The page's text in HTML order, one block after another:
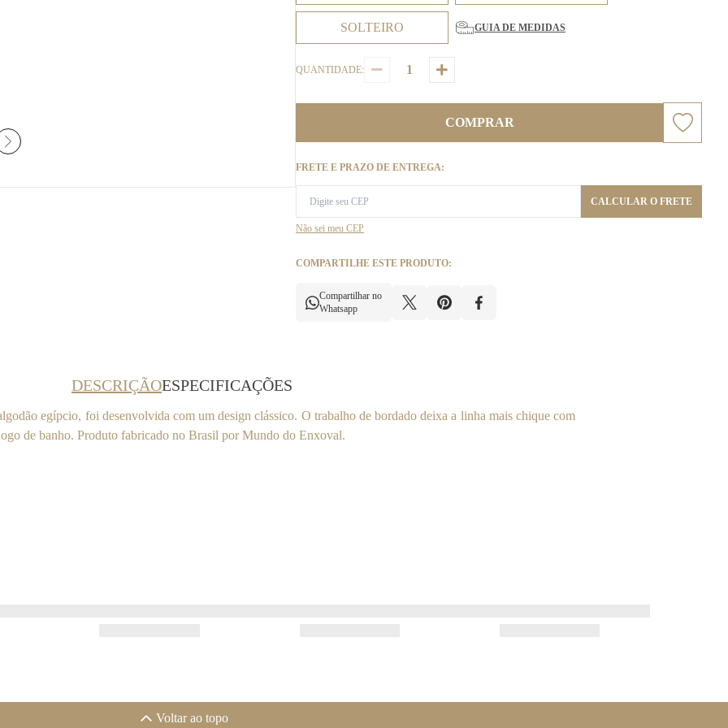
SOLTEIRO GUIA DE MEDIDAS
QUANTIDADE:
COMPRAR
FRETE E PRAZO DE ENTREGA:
CALCULAR O FRETE
Não sei meu CEP
COMPARTILHE ESTE PRODUTO:
Compartilhar no
Whatsapp
DESCRIÇÃOESPECIFICAÇÕES
egípcio, foi desenvolvida com um design clássico. O trabalho de bordado deixa a linha mais chique com
de banho. Produto fabricado no Brasil por Mundo do Enxoval.
Voltar ao topo